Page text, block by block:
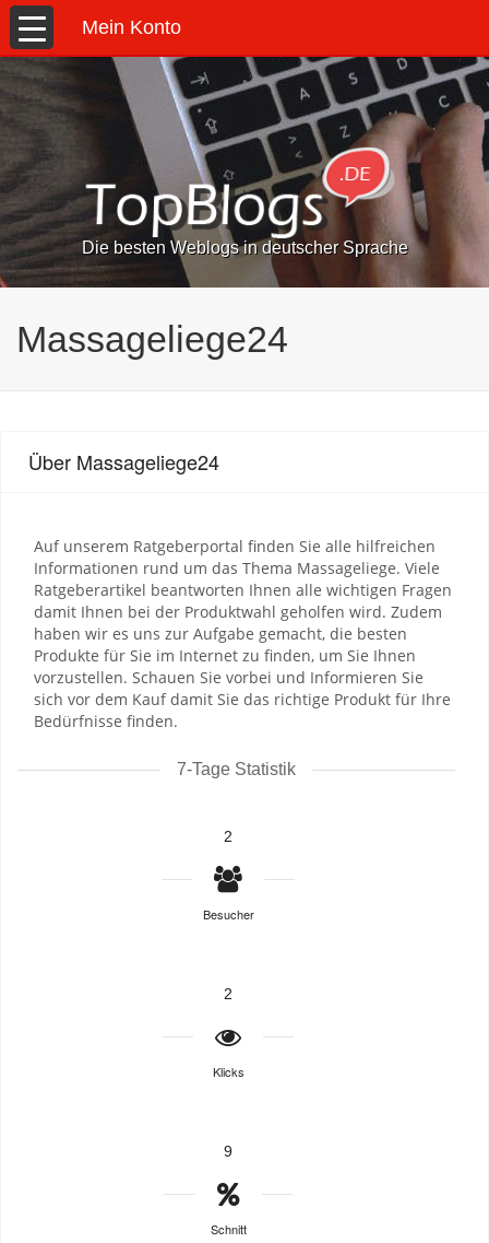
Mein Konto
Die besten Weblogs in deutscher Sprache
Massageliege24
Über Massageliege24
Auf unserem Ratgeberportal finden Sie alle hilfreichen
Informationen rund um das Thema Massageliege. Viele
Ratgeberartikel beantworten Ihnen alle wichtigen Fragen
damit Ihnen bei der Produktwahl geholfen wird. Zudem
haben wir es uns zur Aufgabe gemacht, die besten
Produkte für Sie im Internet zu finden, um Sie Ihnen
vorzustellen. Schauen Sie vorbei und Informieren Sie
sich vor dem Kauf damit Sie das richtige Produkt für Ihre
Bedürfnisse finden.
7-Tage Statistik
2
Besucher
2
Klicks
9
Schnitt